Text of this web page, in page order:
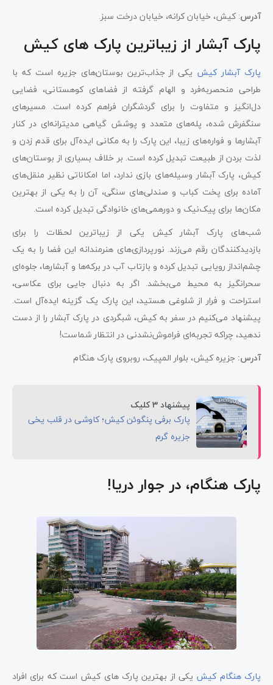
آدرس: کیش، خیابان کرانه، خیابان درخت سبز.
پارک آبشار از زیباترین پارک های کیش
پارک آبشار کیش یکی از جذاب‌ترین بوستان‌های جزیره است که با
طراحی منحصربه‌فرد و الهام گرفته از فضاهای کوهستانی، فضایی
دل‌انگیز و متفاوت را برای گردشگران فراهم کرده است. مسیرهای
سنگفرش شده، پله‌های متعدد و پوشش گیاهی مدیترانه‌ای در کنار
آبشارها و فواره‌های زیبا، این پارک را به مکانی ایده‌آل برای قدم زدن و
لذت بردن از طبیعت تبدیل کرده است. بر خلاف بسیاری از بوستان‌های
کیش، پارک آبشار وسیله‌های بازی ندارد، اما امکاناتی نظیر منقل‌های
آماده برای پخت کباب و صندلی‌های سنگی، آن را به یکی از بهترین
مکان‌ها برای پیک‌نیک و دورهمی‌های خانوادگی تبدیل کرده است.
شب‌های پارک آبشار کیش یکی از زیباترین لحظات را برای
بازدیدکنندگان رقم می‌زند. نورپردازی‌های هنرمندانه این فضا را به یک
چشم‌انداز رویایی تبدیل کرده و بازتاب آب در برکه‌ها و آبشارها، جلوه‌ای
سحرانگیز به محیط می‌بخشد. اگر به دنبال جایی برای عکاسی،
استراحت و فرار از شلوغی هستید، این پارک یک گزینه ایده‌آل است.
پیشنهاد می‌کنیم در سفر به کیش، شبگردی در پارک آبشار را از دست
ندهید، چراکه تجربه‌ای فراموش‌نشدنی در انتظار شماست!
آدرس: جزیره کیش، بلوار المپیک، روبروی پارک هنگام
پیشنهاد 3 کلیک
پارک برفی پنگوئن کیش؛ کاوشی در قلب یخی
جزیره گرم
پارک هنگام، در جوار دریا!
پارک هنگام کیش یکی از بهترین پارک های کیش است که برای افراد